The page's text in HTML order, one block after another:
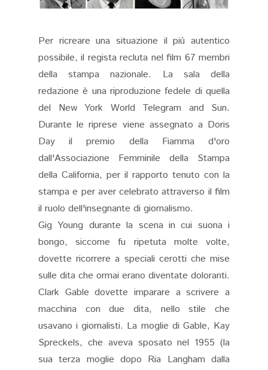
Per ricreare una situazione il più autentico
possibile, il regista recluta nel film 67 membri
della stampa nazionale. La sala della
redazione è una riproduzione fedele di quella
del New York World Telegram and Sun.
Durante le riprese viene assegnato a Doris
Day il premio della Fiamma d'oro
dall'Associazione Femminile della Stampa
della California, per il rapporto tenuto con la
stampa e per aver celebrato attraverso il film
il ruolo dell'insegnante di giornalismo.
Gig Young durante la scena in cui suona i
bongo, siccome fu ripetuta molte volte,
dovette ricorrere a speciali cerotti che mise
sulle dita che ormai erano diventate doloranti.
Clark Gable dovette imparare a scrivere a
macchina con due dita, nello stile che
usavano i giornalisti. La moglie di Gable, Kay
Spreckels, che aveva sposato nel 1955 (la
sua terza moglie dopo Ria Langham dalla